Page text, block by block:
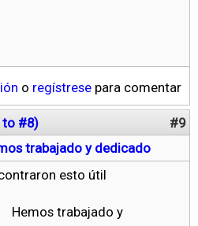
o regístrese para comentar
to #8) #9
trabajado y dedicado
esto útil
Hemos trabajado y